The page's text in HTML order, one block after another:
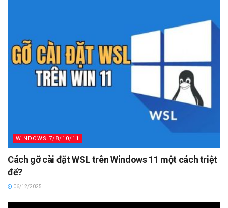
WINDOWS 7/8/10/11
Cách gỡ cài đặt WSL trên Windows 11 một cách triệt
để?
06/12/2025